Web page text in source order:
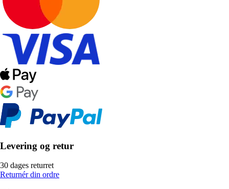
Levering og retur
30 dages returret
Returnér din ordre